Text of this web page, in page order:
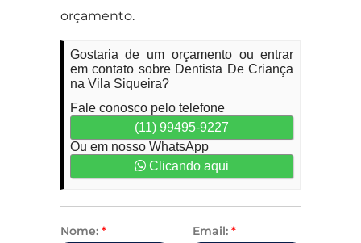
orçamento.
Gostaria de um orçamento ou entrar
em contato sobre Dentista De Criança
na Vila Siqueira?
Fale conosco pelo telefone
(11) 99495-9227
Ou em nosso WhatsApp
Clicando aqui
Nome: * Email: *